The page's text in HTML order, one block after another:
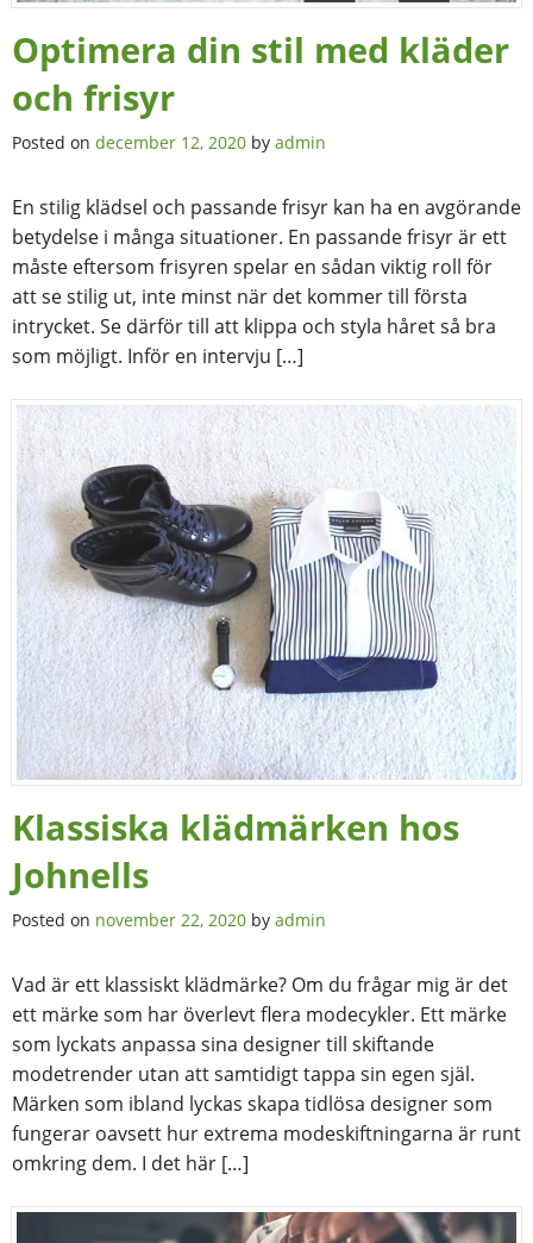
Optimera din stil med kläder
och frisyr
Posted on december 12, 2020 by admin
En stilig klädsel och passande frisyr kan ha en avgörande
betydelse i många situationer. En passande frisyr är ett
måste eftersom frisyren spelar en sådan viktig roll för
att se stilig ut, inte minst när det kommer till första
intrycket. Se därför till att klippa och styla håret så bra
som möjligt. Inför en intervju […]
Klassiska klädmärken hos
Johnells
Posted on november 22, 2020 by admin
Vad är ett klassiskt klädmärke? Om du frågar mig är det
ett märke som har överlevt flera modecykler. Ett märke
som lyckats anpassa sina designer till skiftande
modetrender utan att samtidigt tappa sin egen själ.
Märken som ibland lyckas skapa tidlösa designer som
fungerar oavsett hur extrema modeskiftningarna är runt
omkring dem. I det här […]